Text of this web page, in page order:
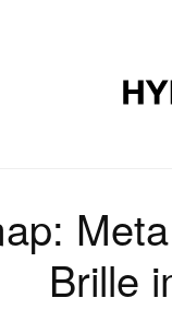
Brille